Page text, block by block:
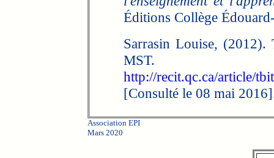
Éditions Collège
Sarrasin Louise,
MST.
http://recit.qc.ca/article/
[Consulté le 08 mai
Association EPI
Mars 2020